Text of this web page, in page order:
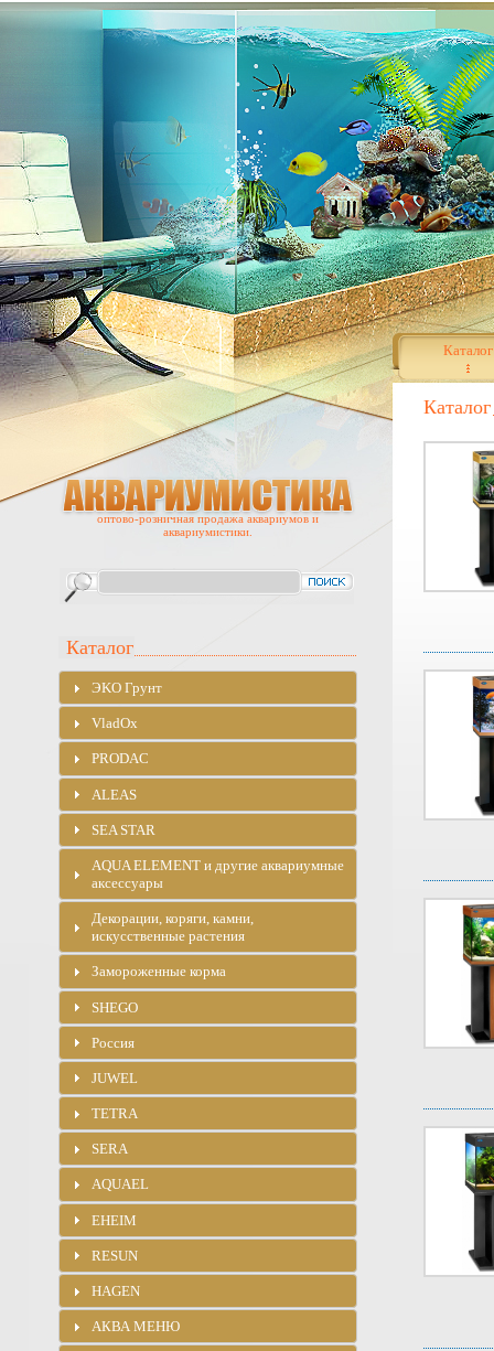
Каталог
Каталог
оптово-розничная продажа аквариумов и
аквариумистики.
Каталог
ЭKO Грунт
VladOx
PRODAC
ALEAS
SEA STAR
AQUA ELEMENT и другие аквариумные
аксессуары
Декорации, коряги, камни,
искусственные растения
Замороженные корма
SHEGO
Россия
JUWEL
TETRA
SERA
AQUAEL
EHEIM
RESUN
HAGEN
АКВА МЕНЮ